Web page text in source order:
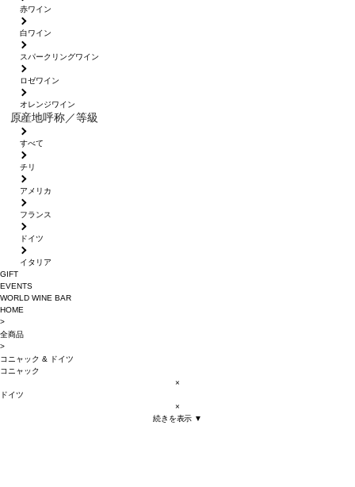
赤ワイン
白ワイン
スパークリングワイン
ロゼワイン
オレンジワイン
原産地呼称／等級
すべて
チリ
アメリカ
フランス
ドイツ
イタリア
GIFT
EVENTS
WORLD WINE BAR
HOME
>
全商品
>
コニャック &
ドイツ
コニャック
×
ドイツ
×
続きを表示 ▼